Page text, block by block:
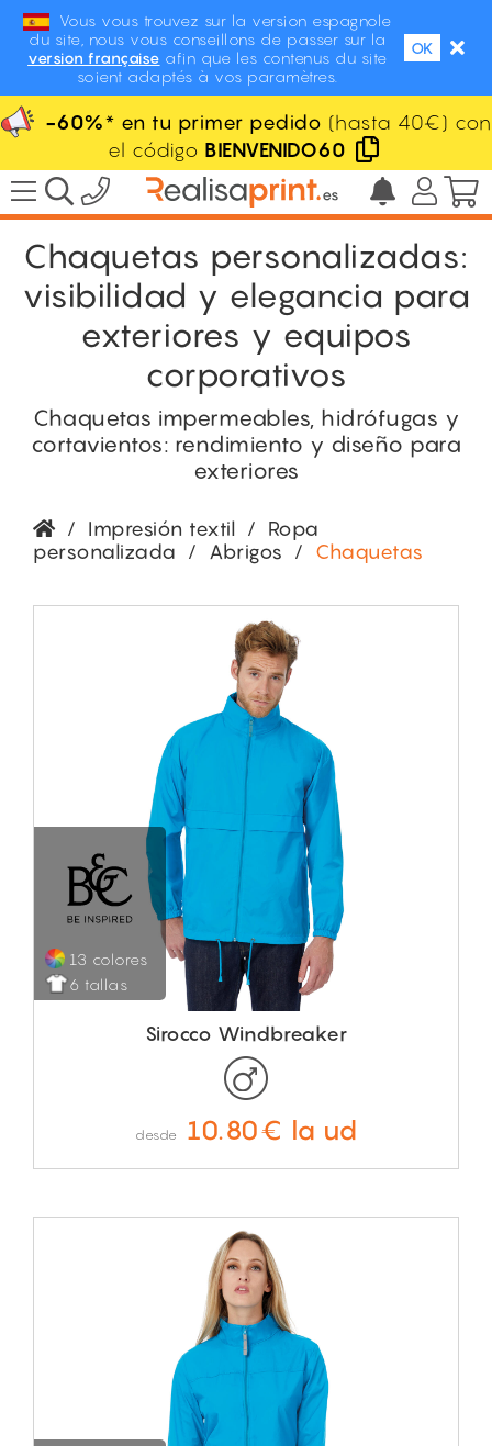
Vous vous trouvez sur la version espagnole
du site, nous vous conseillons de passer sur la
version française afin que les contenus du site
soient adaptés à vos paramètres.
OK
-60%* en tu primer pedido (hasta 40€) con
el código BIENVENIDO60
Chaquetas personalizadas:
visibilidad y elegancia para
exteriores y equipos
corporativos
Chaquetas impermeables, hidrófugas y
cortavientos: rendimiento y diseño para
exteriores
/ Impresión textil /
Ropa
personalizada
/ Abrigos / Chaquetas
13 colores
6 tallas
Sirocco Windbreaker
desde 10.80€ la ud